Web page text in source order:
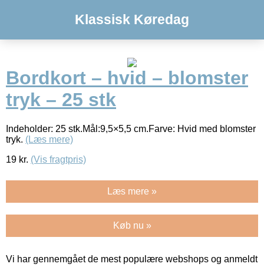
Klassisk Køredag
Bordkort – hvid – blomster
tryk – 25 stk
Indeholder: 25 stk.Mål:9,5×5,5 cm.Farve: Hvid med blomster
tryk. (Læs mere)
19 kr. (Vis fragtpris)
Læs mere »
Køb nu »
Vi har gennemgået de mest populære webshops og anmeldt